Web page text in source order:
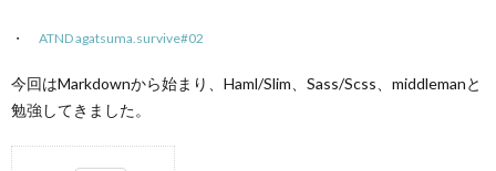
ATND agatsuma.survive#02
今回はMarkdownから始まり、Haml/Slim、Sass/Scss、middlemanと
勉強してきました。